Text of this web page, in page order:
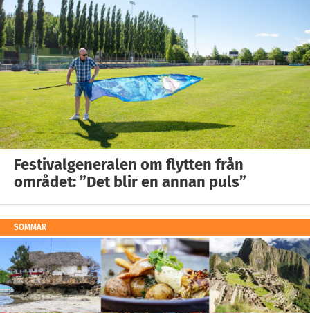
Festivalgeneralen om flytten från
området: ”Det blir en annan puls”
SOMMAR